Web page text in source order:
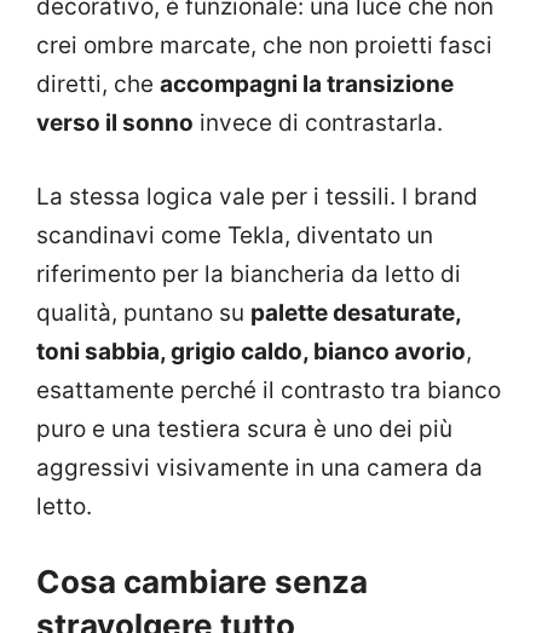
decorativo, è funzionale: una luce che non
crei ombre marcate, che non proietti fasci
diretti, che accompagni la transizione
verso il sonno invece di contrastarla.
La stessa logica vale per i tessili. I brand
scandinavi come Tekla, diventato un
riferimento per la biancheria da letto di
qualità, puntano su palette desaturate,
toni sabbia, grigio caldo, bianco avorio,
esattamente perché il contrasto tra bianco
puro e una testiera scura è uno dei più
aggressivi visivamente in una camera da
letto.
Cosa cambiare senza
stravolgere tutto